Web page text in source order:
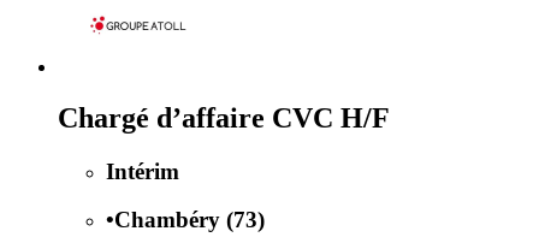
Chargé d’affaire CVC H/F
Intérim
•Chambéry (73)